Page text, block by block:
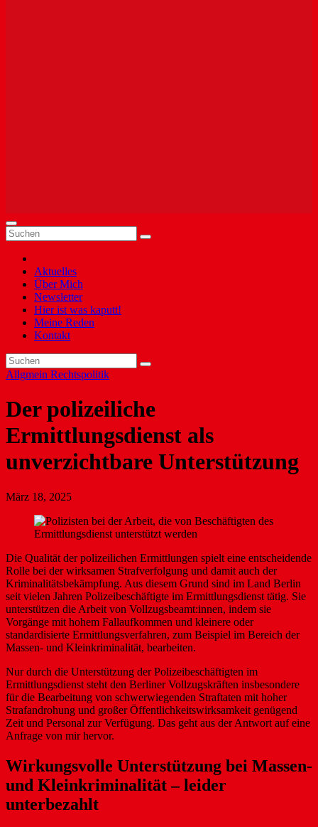
Aktuelles
Über Mich
Newsletter
Hier ist was kaputt!
Meine Reden
Kontakt
Allgmein Rechtspolitik
Der polizeiliche
Ermittlungsdienst als
unverzichtbare Unterstützung
März 18, 2025
Die Qualität der polizeilichen Ermittlungen spielt eine entscheidende
Rolle bei der wirksamen Strafverfolgung und damit auch der
Kriminalitätsbekämpfung. Aus diesem Grund sind im Land Berlin
seit vielen Jahren Polizeibeschäftigte im Ermittlungsdienst tätig. Sie
unterstützen die Arbeit von Vollzugsbeamt:innen, indem sie
Vorgänge mit hohem Fallaufkommen und kleinere oder
standardisierte Ermittlungsverfahren, zum Beispiel im Bereich der
Massen- und Kleinkriminalität, bearbeiten.
Nur durch die Unterstützung der Polizeibeschäftigten im
Ermittlungsdienst steht den Berliner Vollzugskräften insbesondere
für die Bearbeitung von schwerwiegenden Straftaten mit hoher
Strafandrohung und großer Öffentlichkeitswirksamkeit genügend
Zeit und Personal zur Verfügung. Das geht aus der Antwort auf eine
Anfrage von mir hervor.
Wirkungsvolle Unterstützung bei Massen-
und Kleinkriminalität – leider
unterbezahlt